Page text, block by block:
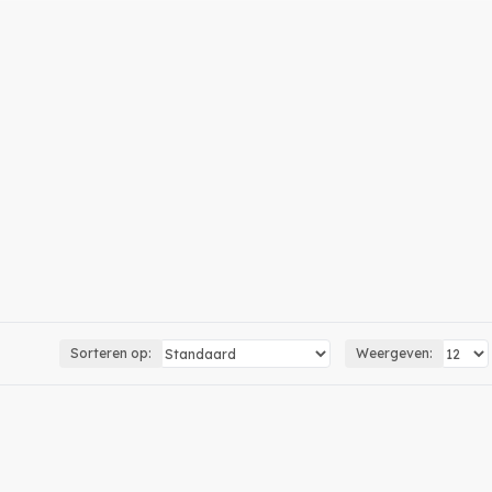
grafisch ontwerp en digitale illustraties. Hierdoor kun
Sorteren op: Weergeven: